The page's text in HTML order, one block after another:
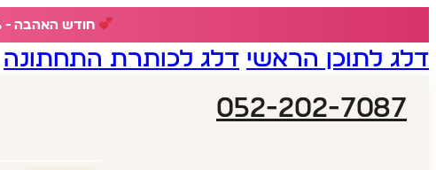
חודש האהבה - 18% הנחה על כל התכשירים
דלג לתוכן הראשי דלג לכותרת התחתונה
052-202-7087